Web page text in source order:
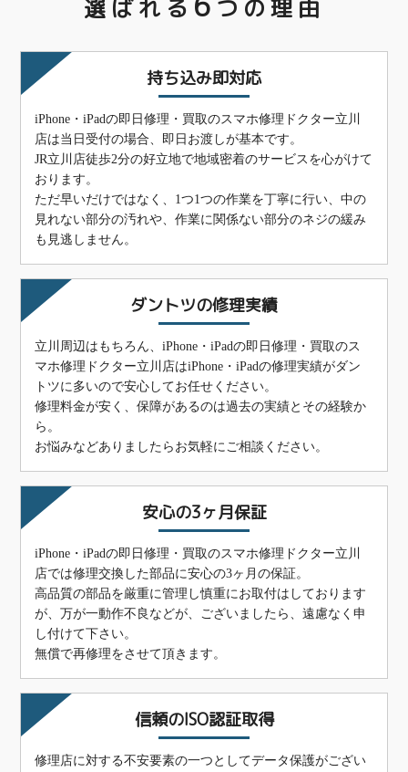
選ばれる つの理由
持ち込み即対応
iPhone・iPadの即日修理・買取のスマホ修理ドクター立川
店は当日受付の場合、即日お渡しが基本です。
JR立川店徒歩2分の好立地で地域密着のサービスを心がけて
おります。
ただ早いだけではなく、1つ1つの作業を丁寧に行い、中の
見れない部分の汚れや、作業に関係ない部分のネジの緩み
も見逃しません。
ダントツの修理実績
立川周辺はもちろん、iPhone・iPadの即日修理・買取のス
マホ修理ドクター立川店はiPhone・iPadの修理実績がダン
トツに多いので安心してお任せください。
修理料金が安く、保障があるのは過去の実績とその経験か
ら。
お悩みなどありましたらお気軽にご相談ください。
安心の3ヶ月保証
iPhone・iPadの即日修理・買取のスマホ修理ドクター立川
店では修理交換した部品に安心の3ヶ月の保証。
高品質の部品を厳重に管理し慎重にお取付はしております
が、万が一動作不良などが、ございましたら、遠慮なく申
し付けて下さい。
無償で再修理をさせて頂きます。
信頼のISO認証取得
修理店に対する不安要素の一つとしてデータ保護がござい